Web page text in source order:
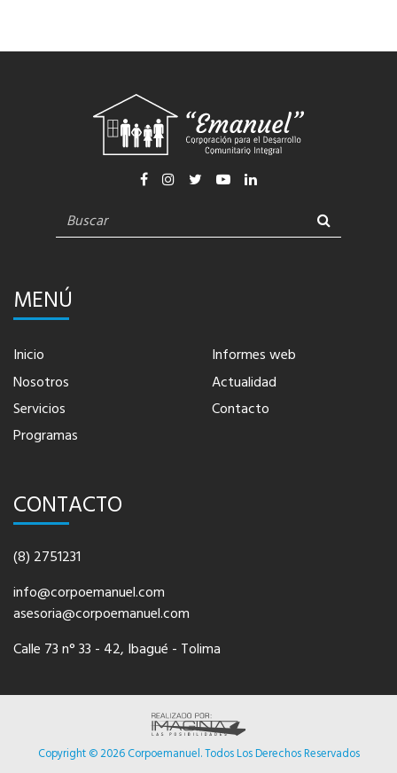
MENÚ
Inicio
Nosotros
Servicios
Programas
Informes web
Actualidad
Contacto
CONTACTO
(8) 2751231
info@corpoemanuel.com
asesoria@corpoemanuel.com
Calle 73 n° 33 - 42, Ibagué - Tolima
Copyright © 2026 Corpoemanuel. Todos Los Derechos Reservados